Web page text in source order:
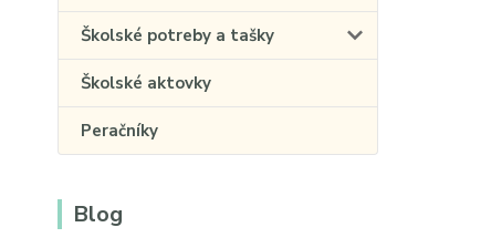
Školské potreby a tašky
Školské aktovky
Peračníky
Blog